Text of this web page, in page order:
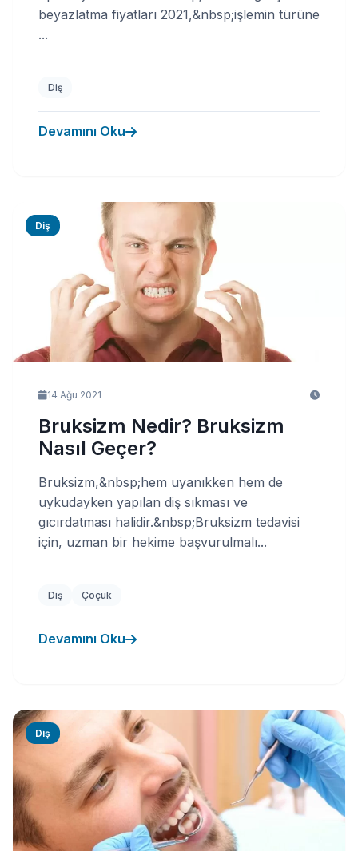
beyazlatma fiyatları 2021,&nbsp;işlemin türüne
...
Diş
Devamını Oku
Diş
14 Ağu 2021
Bruksizm Nedir? Bruksizm
Nasıl Geçer?
Bruksizm,&nbsp;hem uyanıkken hem de
uykudayken yapılan diş sıkması ve
gıcırdatması halidir.&nbsp;Bruksizm tedavisi
için, uzman bir hekime başvurulmalı...
Diş Çoçuk
Devamını Oku
Diş